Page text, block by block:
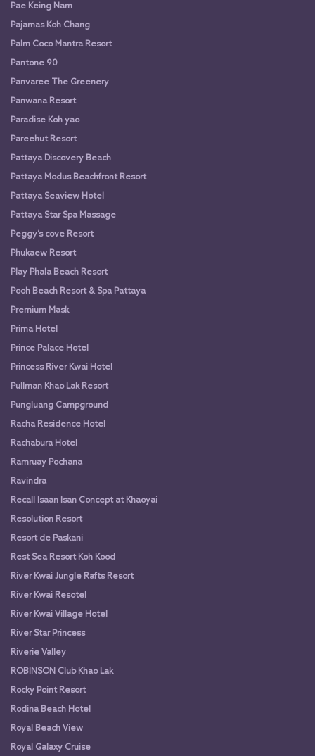
Pae Keing Nam
Pajamas Koh Chang
Palm Coco Mantra Resort
Pantone 90
Panvaree The Greenery
Panwana Resort
Paradise Koh yao
Pareehut Resort
Pattaya Discovery Beach
Pattaya Modus Beachfront Resort
Pattaya Seaview Hotel
Pattaya Star Spa Massage
Peggy’s cove Resort
Phukaew Resort
Play Phala Beach Resort
Pooh Beach Resort & Spa Pattaya
Premium Mask
Prima Hotel
Prince Palace Hotel
Princess River Kwai Hotel
Pullman Khao Lak Resort
Pungluang Campground
Racha Residence Hotel
Rachabura Hotel
Ramruay Pochana
Ravindra
Recall Isaan Isan Concept at Khaoyai
Resolution Resort
Resort de Paskani
Rest Sea Resort Koh Kood
River Kwai Jungle Rafts Resort
River Kwai Resotel
River Kwai Village Hotel
River Star Princess
Riverie Valley
ROBINSON Club Khao Lak
Rocky Point Resort
Rodina Beach Hotel
Royal Beach View
Royal Galaxy Cruise